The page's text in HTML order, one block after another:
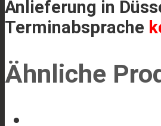
Anlieferung in
Terminabsprache
Ähnliche